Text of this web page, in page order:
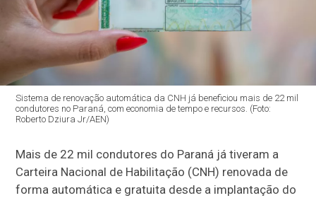
Sistema de renovação automática da CNH já beneficiou mais de 22 mil
condutores no Paraná, com economia de tempo e recursos. (Foto:
Roberto Dziura Jr/AEN)
Mais de 22 mil condutores do Paraná já tiveram a
Carteira Nacional de Habilitação (CNH) renovada de
forma automática e gratuita desde a implantação do